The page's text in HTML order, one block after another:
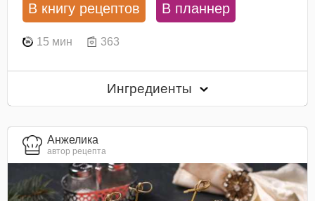
В книгу рецептов В планнер
15 мин 363
Ингредиенты
Анжелика
автор рецепта